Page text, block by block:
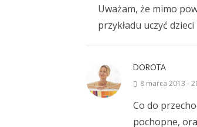
Uważam, że mimo
przykładu uczyć
DOROTA
8 marca 2013 -
Co do
pochopne,